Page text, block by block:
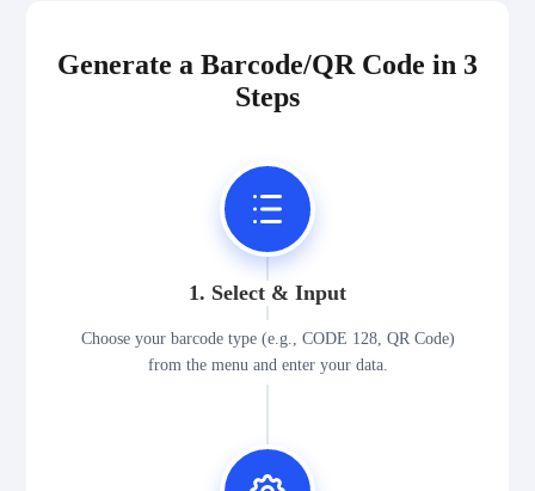
Generate a Barcode/QR Code in 3
Steps
1. Select & Input
Choose your barcode type (e.g., CODE 128, QR Code)
from the menu and enter your data.